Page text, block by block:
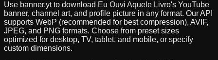
Use banner.yt to download Eu Ouvi Aquele Livro's YouTube
banner, channel art, and profile picture in any format. Our API
supports WebP (recommended for best compression), AVIF,
JPEG, and PNG formats. Choose from preset sizes
optimized for desktop, TV, tablet, and mobile, or specify
custom dimensions.